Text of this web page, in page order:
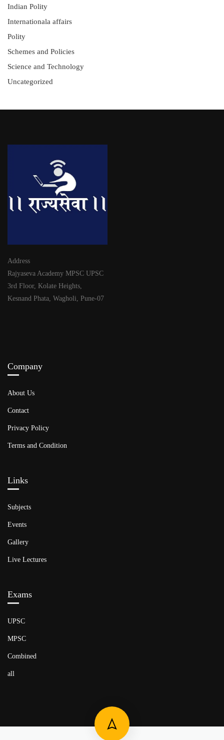
Indian Polity
Internationala affairs
Polity
Schemes and Policies
Science and Technology
Uncategorized
Address
Rajyaseva Academy MPSC UPSC
3rd Floor, Kolate Heights,
Kesnand Phata, Wagholi, Pune-07
Company
About Us
Contact
Privacy Policy
Terms and Condition
Links​
Subjects
Events
Gallery
Live Lectures
Exams
UPSC
MPSC
Combined
all